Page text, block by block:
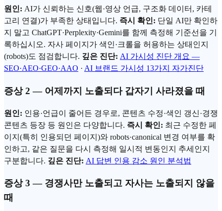
원인: AI가 신뢰 하는 신호(웹·영상 언급, 구조화 데이터 , 카테
고리 연결)가 부족한 상태입니다. 즉시 확인: 단일 AI만 확인하
지 말고 ChatGPT·Perplexity·Gemini를 함께 측정해 기준선을 기
록하십시오. 자사 페이지가 색인·크롤을 허용하는 상태인지
(robots)도 점검합니다. 깊은 진단: AI 가시성 진단 개요 —
SEO·AEO·GEO·AAO · AI 브랜드 가시성 13가지 자가진단
증상 2 — 어제까지 노출되다 갑자기 사라졌을 때
원인: 인용·언급이 줄어든 경우로, 콘텐츠 수정·색인 갱신·경쟁
콘텐츠 등장 등 원인은 다양합니다. 즉시 확인: 최근 수정한 페
이지(특히 인용되던 페이지)와 robots·canonical 변경 여부를 확
인하고, 같은 질문을 다시 측정해 일시적 변동인지 추세인지
구분합니다. 깊은 진단: AI 답변 인용 감소 원인 분석법
증상 3 — 경쟁사만 노출되고 자사는 노출되지 않을
때